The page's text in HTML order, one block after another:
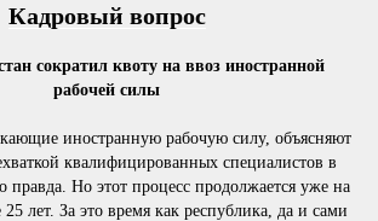
Кадровый вопрос
сократил квоту на ввоз иностранной
рабочей силы
иностранную рабочую силу, объясняют
квалифицированных специалистов в
правда. Но этот процесс продолжается уже на
лет. За это время как республика, да и сами